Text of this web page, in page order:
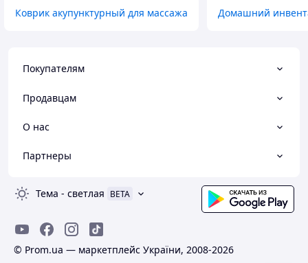
Коврик акупунктурный для массажа Домашний
Покупателям
Продавцам
О нас
Партнеры
Тема - светлая BETA
© Prom.ua — маркетплейс України, 2008-2026